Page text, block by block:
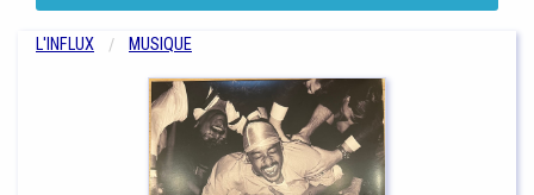
L'INFLUX MUSIQUE